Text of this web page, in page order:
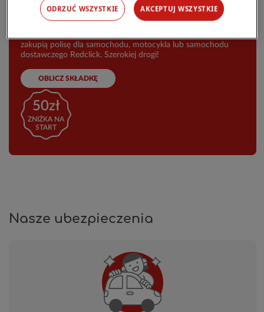
Zniżka do50 zł od ręki
zakupią polisę dla samochodu, motocykla lub samochodu
dostawczego Redclick. Szerokiej drogi!
OBLICZ SKŁADKĘ
50zł
ZNIŻKA NA
START
Nasze ubezpieczenia
ODRZUĆ WSZYSTKIE AKCEPTUJ WSZYSTKIE